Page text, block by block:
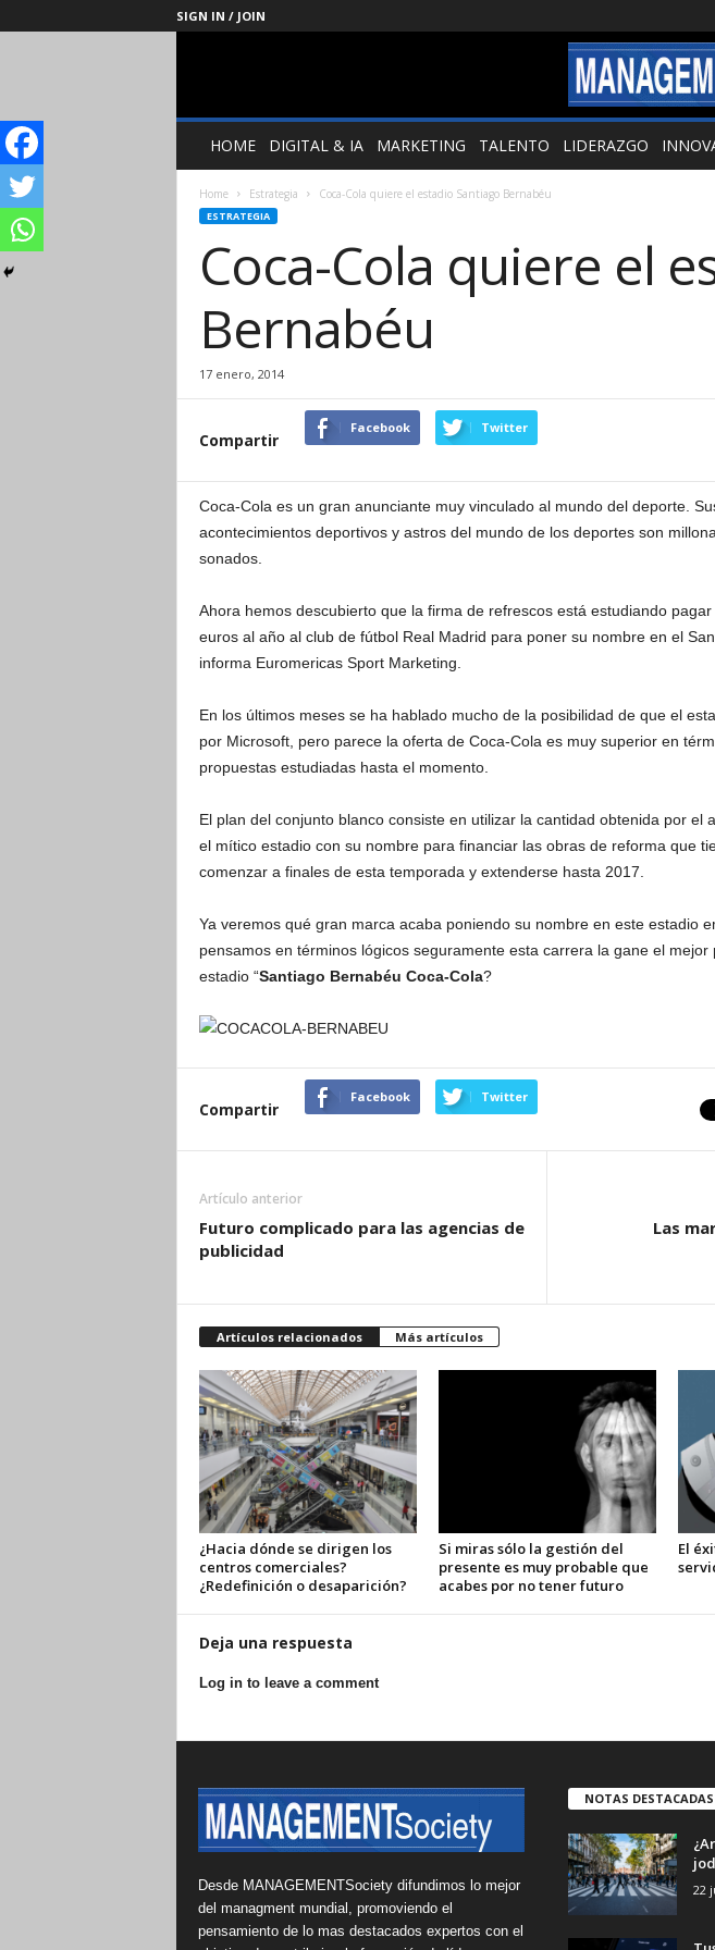
SIGN IN / JOIN
Management
SocietyHOME DIGITAL & IA MARKETING TALENTO LIDERAZGO
Home Estrategia Coca-Cola quiere el estadio Santiago Bernabéu
ESTRATEGIA
Coca-Cola quiere el
Bernabéu
17 enero, 2014
Compartir
Facebook Twitter
Coca-Cola es un gran anunciante muy vinculado al mundo del deporte.
acontecimientos deportivos y astros del mundo de los deportes son
sonados.
Ahora hemos descubierto que la firma de refrescos está estudiando
euros al año al club de fútbol Real Madrid para poner su nombre en el
informa Euromericas Sport Marketing.
En los últimos meses se ha hablado mucho de la posibilidad de que el
por Microsoft, pero parece la oferta de Coca-Cola es muy superior en
propuestas estudiadas hasta el momento.
El plan del conjunto blanco consiste en utilizar la cantidad obtenida por el
el mítico estadio con su nombre para financiar las obras de reforma que
comenzar a finales de esta temporada y extenderse hasta 2017.
Ya veremos qué gran marca acaba poniendo su nombre en este estadio
pensamos en términos lógicos seguramente esta carrera la gane el mejor
estadio “Santiago Bernabéu Coca-Cola?
Compartir
Facebook Twitter
Artículo anterior
Futuro complicado para las agencias de
publicidad
Las
Artículos relacionados Más artículos
¿Hacia dónde se dirigen los
centros comerciales?
¿Redefinición o desaparición?
Si miras sólo la gestión del
presente es muy probable que
acabes por no tener futuro
El
Deja una respuesta
Log in to leave a comment
Desde MANAGEMENTSociety difundimos lo mejor
del managment mundial, promoviendo el
pensamiento de lo mas destacados expertos con el
NOTAS DESTACADAS
22